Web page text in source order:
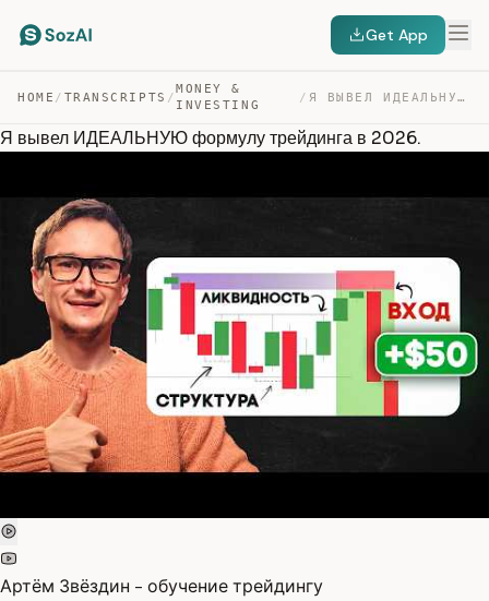
Get App
HOME / TRANSCRIPTS /
MONEY &
INVESTING
/ Я ВЫВЕЛ ИДЕАЛЬНУЮ ФОРМУЛУ ТРЕЙДИНГА В 2026. — TRANSCRIPT
Я вывел ИДЕАЛЬНУЮ формулу трейдинга в 2026.
Артём Звёздин - обучение трейдингу